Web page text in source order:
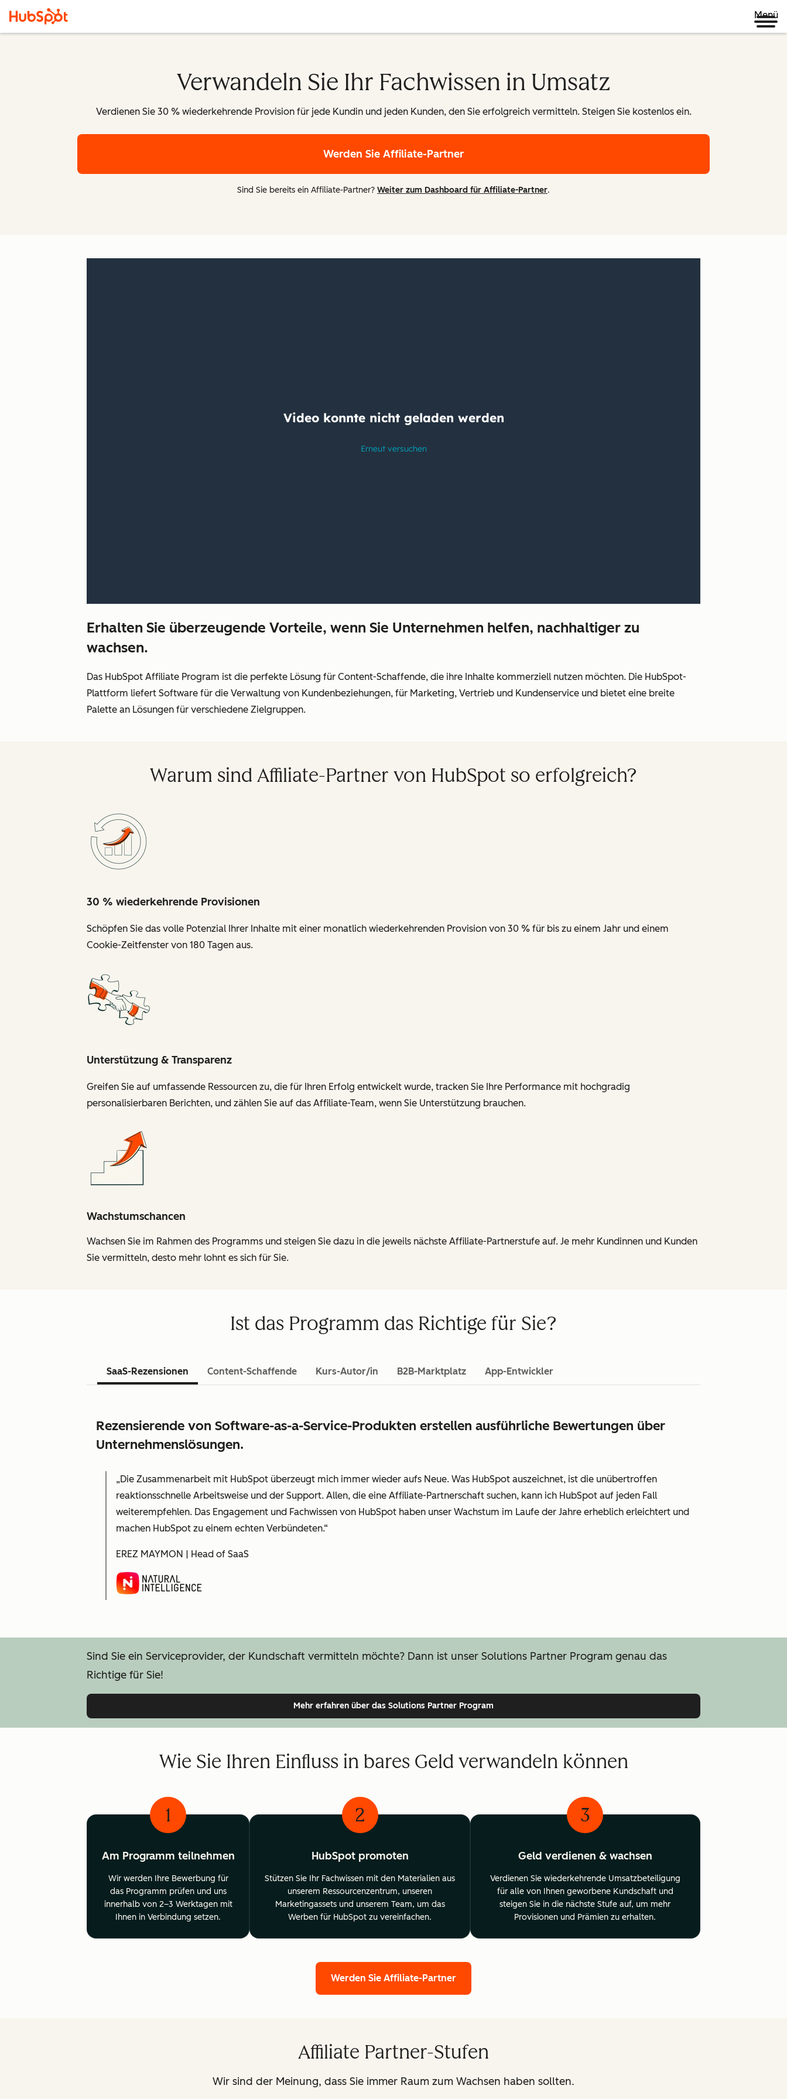
Menü
Verwandeln Sie Ihr Fachwissen in Umsatz
Verdienen Sie 30 % wiederkehrende Provision für jede Kundin und jeden Kunden, den Sie erfolgreich vermitteln. Steigen Sie kostenlos ein.
Werden Sie Affiliate-Partner
Sind Sie bereits ein Affiliate-Partner? Weiter zum Dashboard für Affiliate-Partner.
Erhalten Sie überzeugende Vorteile, wenn Sie Unternehmen helfen, nachhaltiger zu
wachsen.
Das HubSpot Affiliate Program ist die perfekte Lösung für Content-Schaffende, die ihre Inhalte kommerziell nutzen möchten. Die HubSpot-
Plattform liefert Software für die Verwaltung von Kundenbeziehungen, für Marketing, Vertrieb und Kundenservice und bietet eine breite
Palette an Lösungen für verschiedene Zielgruppen.
Warum sind Affiliate-Partner von HubSpot so erfolgreich?
30 % wiederkehrende Provisionen
Schöpfen Sie das volle Potenzial Ihrer Inhalte mit einer monatlich wiederkehrenden Provision von 30 % für bis zu einem Jahr und einem
Cookie-Zeitfenster von 180 Tagen aus.
Unterstützung & Transparenz
Greifen Sie auf umfassende Ressourcen zu, die für Ihren Erfolg entwickelt wurde, tracken Sie Ihre Performance mit hochgradig
personalisierbaren Berichten, und zählen Sie auf das Affiliate-Team, wenn Sie Unterstützung brauchen.
Wachstumschancen
Wachsen Sie im Rahmen des Programms und steigen Sie dazu in die jeweils nächste Affiliate-Partnerstufe auf. Je mehr Kundinnen und Kunden
Sie vermitteln, desto mehr lohnt es sich für Sie.
Ist das Programm das Richtige für Sie?
SaaS-Rezensionen Content-Schaffende Kurs-Autor/in B2B-Marktplatz App-Entwickler
Rezensierende von Software-as-a-Service-Produkten erstellen ausführliche Bewertungen über
Unternehmenslösungen.
„Die Zusammenarbeit mit HubSpot überzeugt mich immer wieder aufs Neue. Was HubSpot auszeichnet, ist die unübertroffen
reaktionsschnelle Arbeitsweise und der Support. Allen, die eine Affiliate-Partnerschaft suchen, kann ich HubSpot auf jeden Fall
weiterempfehlen. Das Engagement und Fachwissen von HubSpot haben unser Wachstum im Laufe der Jahre erheblich erleichtert und
machen HubSpot zu einem echten Verbündeten.“
EREZ MAYMON | Head of SaaS
Sind Sie ein Serviceprovider, der Kundschaft vermitteln möchte? Dann ist unser Solutions Partner Program genau das
Richtige für Sie!
Mehr erfahren über das Solutions Partner Program
Wie Sie Ihren Einfluss in bares Geld verwandeln können
1
Am Programm teilnehmen
Wir werden Ihre Bewerbung für
das Programm prüfen und uns
innerhalb von 2–3 Werktagen mit
Ihnen in Verbindung setzen.
2
HubSpot promoten
Stützen Sie Ihr Fachwissen mit den Materialien aus
unserem Ressourcenzentrum, unseren
Marketingassets und unserem Team, um das
Werben für HubSpot zu vereinfachen.
3
Geld verdienen & wachsen
Verdienen Sie wiederkehrende Umsatzbeteiligung
für alle von Ihnen geworbene Kundschaft und
steigen Sie in die nächste Stufe auf, um mehr
Provisionen und Prämien zu erhalten.
Werden Sie Affiliate-Partner
Affiliate Partner-Stufen
Wir sind der Meinung, dass Sie immer Raum zum Wachsen haben sollten.